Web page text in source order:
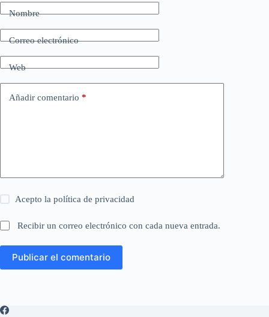
Nombre
Correo electrónico
Web
Añadir comentario *
Acepto lapolítica de privacidad
Recibir un correo electrónico con cada nueva entrada.
Publicar el comentario